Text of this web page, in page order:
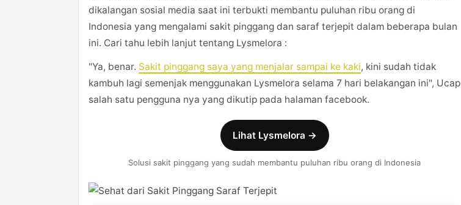
dikalangan sosial media saat ini terbukti membantu puluhan ribu orang di
Indonesia yang mengalami sakit pinggang dan saraf terjepit dalam beberapa bulan
ini. Cari tahu lebih lanjut tentang Lysmelora :
"Ya, benar. Sakit pinggang saya yang menjalar sampai ke kaki, kini sudah tidak
kambuh lagi semenjak menggunakan Lysmelora selama 7 hari belakangan ini", Ucap
salah satu pengguna nya yang dikutip pada halaman facebook.
Lihat Lysmelora →
Solusi sakit pinggang yang sudah membantu puluhan ribu orang di Indonesia